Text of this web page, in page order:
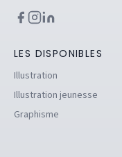
LES DISPONIBLES
Illustration
Illustration jeunesse
Graphisme